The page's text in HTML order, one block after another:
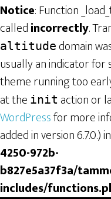
Notice: Function
calledincorrectly.
altitude domain
usually an indicator
theme running too
at the init action or
WordPressfor more
added in version 6.7.0.) in
4250-972b-
b827e5a37f3a/
includes/